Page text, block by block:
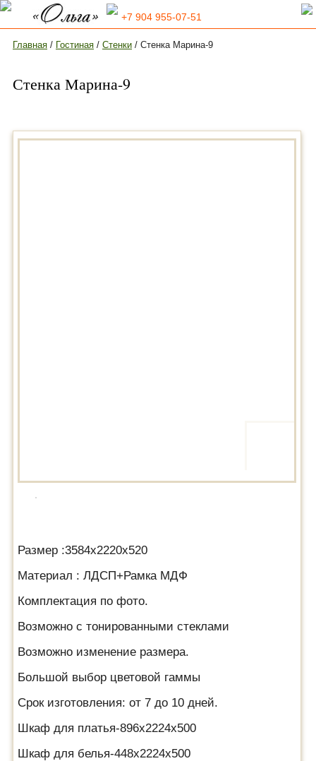
+7 904 955-07-51
Главная / Гостиная / Стенки / Стенка Марина-9
Стенка Марина-9
Размер :3584х2220х520
Материал : ЛДСП+Рамка МДФ
Комплектация по фото.
Возможно с тонированными стеклами
Возможно изменение размера.
Большой выбор цветовой гаммы
Срок изготовления: от 7 до 10 дней.
Шкаф для платья-896х2224х500
Шкаф для белья-448х2224х500